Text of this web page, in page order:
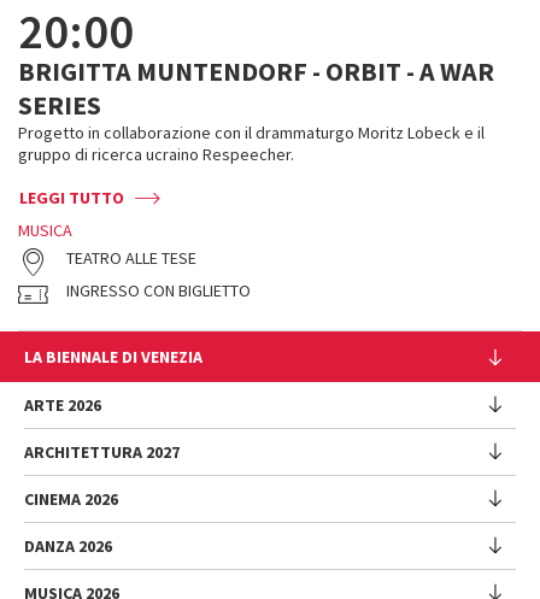
20:00
BRIGITTA MUNTENDORF - ORBIT - A WAR
SERIES
Progetto in collaborazione con il drammaturgo Moritz Lobeck e il
gruppo di ricerca ucraino Respeecher.
LEGGI TUTTO
MUSICA
TEATRO ALLE TESE
INGRESSO CON BIGLIETTO
LA BIENNALE DI VENEZIA
L'Istituzione
Cariche istituzionali
Storia
Luoghi
Sponsorship
Sostenibilità ambientale
ARTE 2026
Esposizione
Intervento di Pietrangelo Buttafuoco
Intervento di Koyo Kouoh / La squadra di Koyo Kouoh
ARCHITETTURA 2027
Mostra
Partecipazioni Nazionali (procedura)
CINEMA 2026
Mostra
DANZA 2026
MUSICA 2026